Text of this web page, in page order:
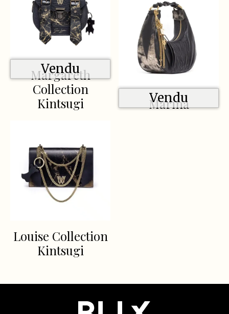
Vendu
Margareth
Collection
Kintsugi
Vendu
Marina
Louise Collection
Kintsugi